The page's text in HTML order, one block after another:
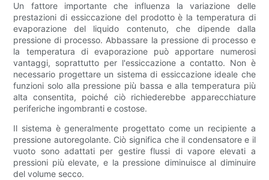
Un fattore importante che influenza la variazione delle
prestazioni di essiccazione del prodotto è la temperatura di
evaporazione del liquido contenuto, che dipende dalla
pressione di processo. Abbassare la pressione di processo e
la temperatura di evaporazione può apportare numerosi
vantaggi, soprattutto per l'essiccazione a contatto. Non è
necessario progettare un sistema di essiccazione ideale che
funzioni solo alla pressione più bassa e alla temperatura più
alta consentita, poiché ciò richiederebbe apparecchiature
periferiche ingombranti e costose.
Il sistema è generalmente progettato come un recipiente a
pressione autoregolante. Ciò significa che il condensatore e il
vuoto sono adattati per gestire flussi di vapore elevati a
pressioni più elevate, e la pressione diminuisce al diminuire
del volume secco.